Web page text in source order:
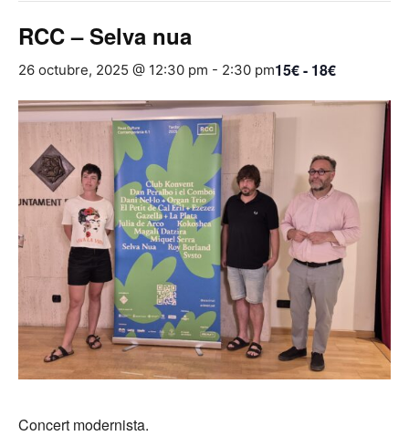
RCC – Selva nua
26 octubre, 2025 @ 12:30 pm - 2:30 pm15€ - 18€
Concert modernista.